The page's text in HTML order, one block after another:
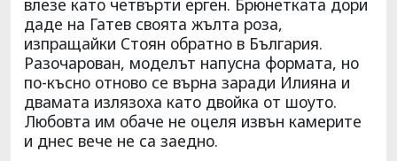
даде на Гатев своята жълта роза,
изпращайки Стоян обратно в България.
Разочарован, моделът напусна формата, но
по-късно отново се върна заради Илияна и
двамата излязоха като двойка от шоуто.
Любовта им обаче не оцеля извън камерите
и днес вече не са заедно.